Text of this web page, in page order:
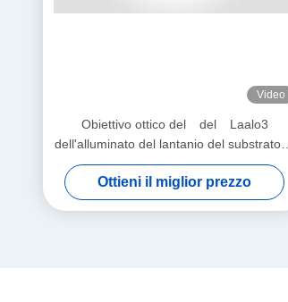
Video
Obiettivo ottico del del Laalo3
dell'alluminato del lantanio del substrato di
perdita bassa di microonda del quadrato
<100>
Ottieni il miglior prezzo